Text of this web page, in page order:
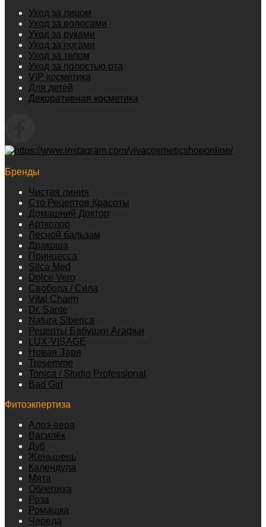
Уход за лицом
Уход за волосами
Уход за руками
Уход за ногами
Уход за телом
Уход за полостью рта
VIP косметика
Для детей
Декоративная косметика
Бренды
Чистая линия
Сто Рецептов Красоты
Домашний Доктор
Артколор
Лесной бальзам
Дракоша
Принцесса
Silca Med
Dolce Vero
Свобода / Сила
Vital Charm
Dr. Sante
Natura Siberica
Рецепты Бабушки Агафьи
LUX-VISAGE
Новая Заря
Tresemme
Tonica / Studio Professional
Bad Girl
Фитоэкпертиза
Алоэ-вера
Василёк
Дуб
Женьшень
Календула
Мята
Облепиха
Роза
Ромашка
Череда